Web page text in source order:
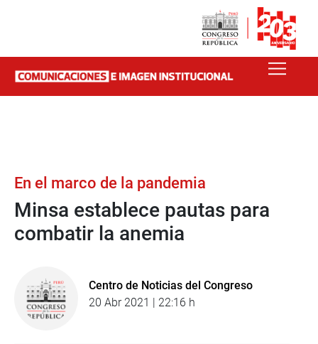
En el marco de la pandemia
Minsa establece pautas para
combatir la anemia
Centro de Noticias del Congreso
20 Abr 2021 | 22:16 h